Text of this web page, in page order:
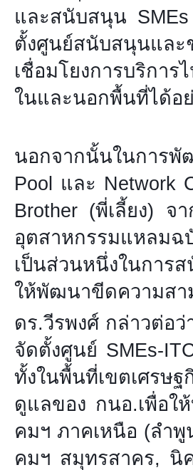
และสนับสนุน SMEs
ตั้งศูนย์สนับสนุนและ
เชื่อมโยงการบริกา
ในและนอกพื้นที่ได้อ
นอกจากนั้นในการ
Pool และ Network
Brother (พี่เลี้ยง)
อุตสาหกรรมแหลม
เป็นส่วนหนึ่งในการ
ให้พัฒนาขีดความสา
ดร.วีรพงศ์ กล่าวต่อ
จัดตั้งศูนย์ SMEs-
ทั้งในพื้นที่เขตเศรษ
ดูแลของ กนอ.เพื่อใ
คมฯ ภาคเหนือ (ลำ
คมฯ สมุทรสาคร, นิ